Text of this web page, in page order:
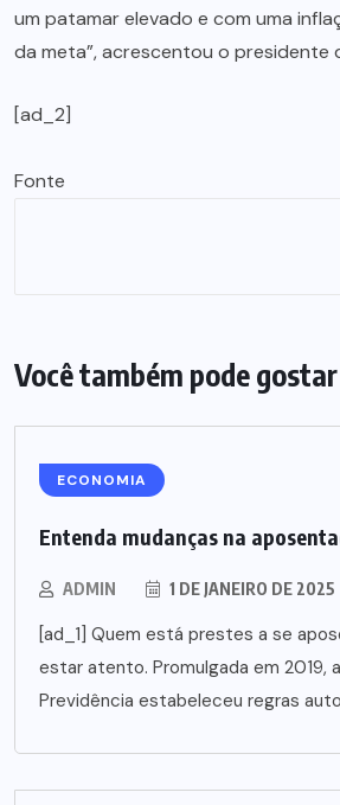
um patamar elevado e com uma
da meta”, acrescentou o presidente
[ad_2]
Fonte
Você também pode gostar
ECONOMIA
Entenda mudanças na
ADMIN 1 DE JANEIRO DE 2025
[ad_1] Quem está prestes a se
estar atento. Promulgada em 2019,
Previdência estabeleceu regras